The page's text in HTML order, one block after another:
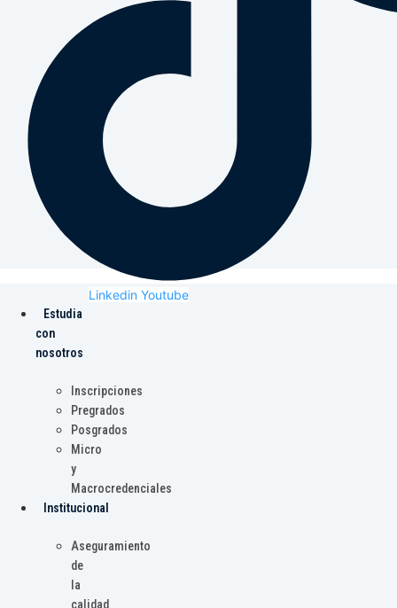
Linkedin Youtube
Estudia
con
nosotros
Inscripciones
Pregrados
Posgrados
Micro
y
Macrocredenciales
Institucional
Aseguramiento
de
la
calidad